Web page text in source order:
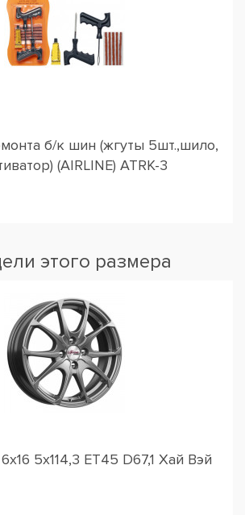
б/к шин (жгуты 5шт.,шило,
(AIRLINE) ATRK-3
этого размера
5x114,3 ET45 D67,1 Хай Вэй